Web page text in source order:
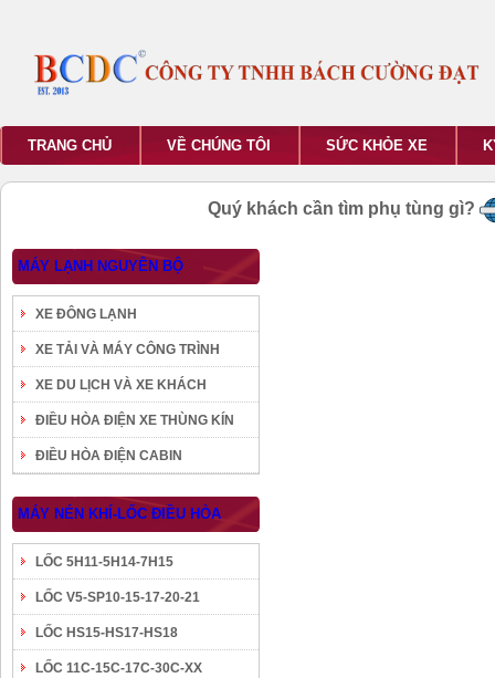
TRANG CHỦ VỀ CHÚNG TÔI SỨC KHỎE XE
Quý khách cần tìm phụ tùng gì?
MÁY LẠNH NGUYÊN BỘ
XE ĐÔNG LẠNH
XE TẢI VÀ MÁY CÔNG TRÌNH
XE DU LỊCH VÀ XE KHÁCH
ĐIỀU HÒA ĐIỆN XE THÙNG KÍN
ĐIỀU HÒA ĐIỆN CABIN
MÁY NÉN KHÍ-LỐC ĐIỀU HÒA
LỐC 5H11-5H14-7H15
LỐC V5-SP10-15-17-20-21
LỐC HS15-HS17-HS18
LỐC 11C-15C-17C-30C-XX